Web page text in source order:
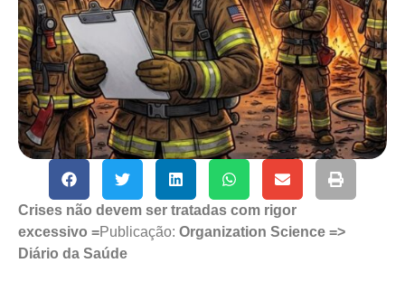
Crises não devem ser tratadas com rigor
excessivo =Publicação: Organization Science =>
Diário da Saúde